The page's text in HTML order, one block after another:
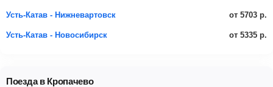
Усть-Катав - Нижневартовск от 5703 р.
Усть-Катав - Новосибирск от 5335 р.
Поезда в Кропачево